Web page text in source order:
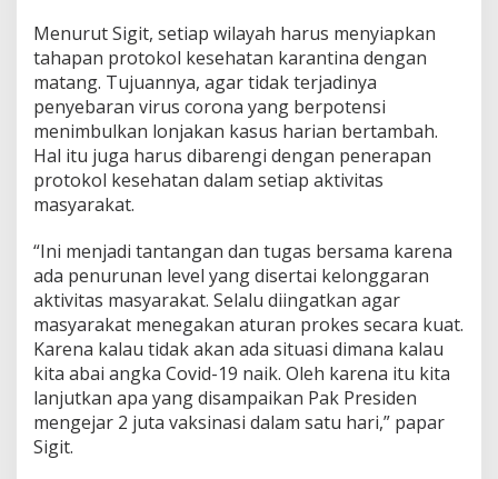
Menurut Sigit, setiap wilayah harus menyiapkan
tahapan protokol kesehatan karantina dengan
matang. Tujuannya, agar tidak terjadinya
penyebaran virus corona yang berpotensi
menimbulkan lonjakan kasus harian bertambah.
Hal itu juga harus dibarengi dengan penerapan
protokol kesehatan dalam setiap aktivitas
masyarakat.
“Ini menjadi tantangan dan tugas bersama karena
ada penurunan level yang disertai kelonggaran
aktivitas masyarakat. Selalu diingatkan agar
masyarakat menegakan aturan prokes secara kuat.
Karena kalau tidak akan ada situasi dimana kalau
kita abai angka Covid-19 naik. Oleh karena itu kita
lanjutkan apa yang disampaikan Pak Presiden
mengejar 2 juta vaksinasi dalam satu hari,” papar
Sigit.